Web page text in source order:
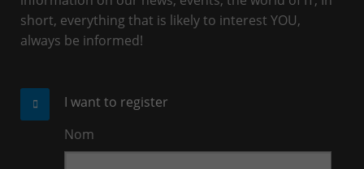
short, everything that is likely to interest YOU,
always be informed!
I want to register
Nom